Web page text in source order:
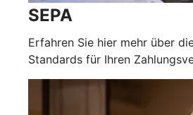
SEPA
Erfahren Sie hier mehr über
Standards für Ihren